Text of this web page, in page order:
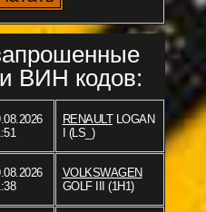
ВИН кодов:
RENAULTLOGAN
I (LS_)
VOLKSWAGEN
GOLF III (1H1)